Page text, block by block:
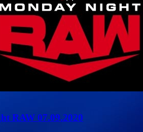
RAW 07.09.2020